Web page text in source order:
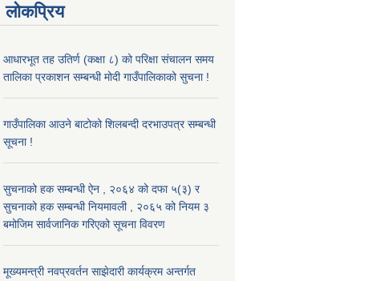
लोकप्रिय
आधारभूत तह उतिर्ण (कक्षा ८) को परिक्षा संचालन समय
तालिका प्रकाशन सम्बन्धी मोदी गाउँपालिकाको सुचना !
गाउँपालिका आउने बाटोको शिलबन्दी दरभाउपत्र सम्बन्धी
सूचना !
सुचनाको हक सम्बन्धी ऐन , २०६४ को दफा ५(३) र
सुचनाको हक सम्बन्धी नियमावली , २०६५ को नियम ३
बमोजिम सार्वजानिक गरिएको सूचना विवरण
मूख्यमन्त्री नवप्रवर्तन साझेदारी कार्यक्रम अन्तर्गत